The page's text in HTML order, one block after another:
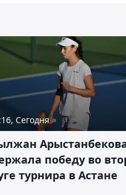
Сегодня
победу во
турнира в Астане